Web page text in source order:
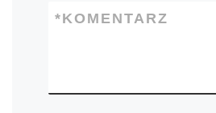
KOMENTARZ
*